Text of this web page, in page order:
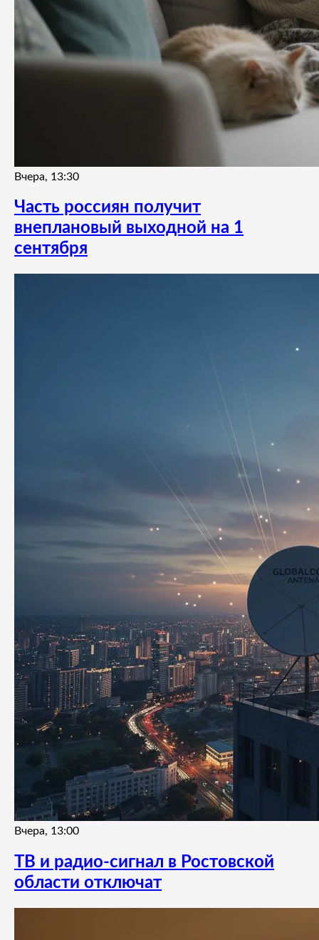
Вчера, 13:30
Часть россиян получит
внеплановый выходной на 1
сентября
Вчера, 13:00
ТВ и радио-сигнал в Ростовской
области отключат